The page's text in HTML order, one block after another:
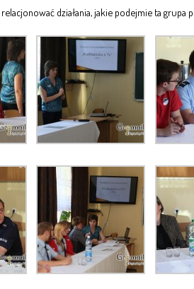
działania, jakie podejmie ta grupa